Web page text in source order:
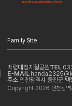
Family Site
백령대청지질공원TEL
E-MAIL
주소 인천광역시 옹진군 백
Copyright 2026 인천광